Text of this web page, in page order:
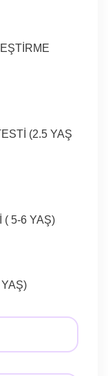
(2.5 YAŞ
( 5-6 YAŞ)